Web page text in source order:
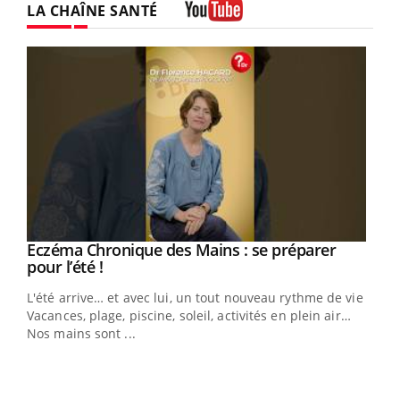
LA CHAÎNE SANTÉ
Youtube
Eczéma Chronique des Mains : se préparer
pour l’été !Youtube
L'été arrive… et avec lui, un tout nouveau rythme de vie !
Vacances, plage, piscine, soleil, activités en plein air…
Nos mains sont ...